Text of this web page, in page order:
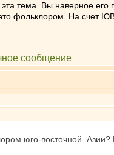
тема. Вы наверное
фольклором. На счет
юго-восточной Азии?